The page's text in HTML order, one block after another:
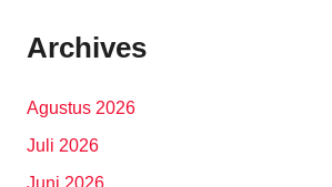
Archives
Agustus 2026
Juli 2026